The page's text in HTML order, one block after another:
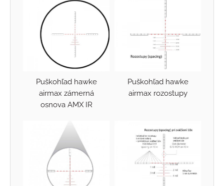
Puškohľad hawke
airmax zámerná
osnova AMX IR
Puškohľad hawke
airmax rozostupy